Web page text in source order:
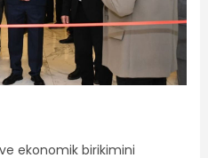
ekonomik birikimini